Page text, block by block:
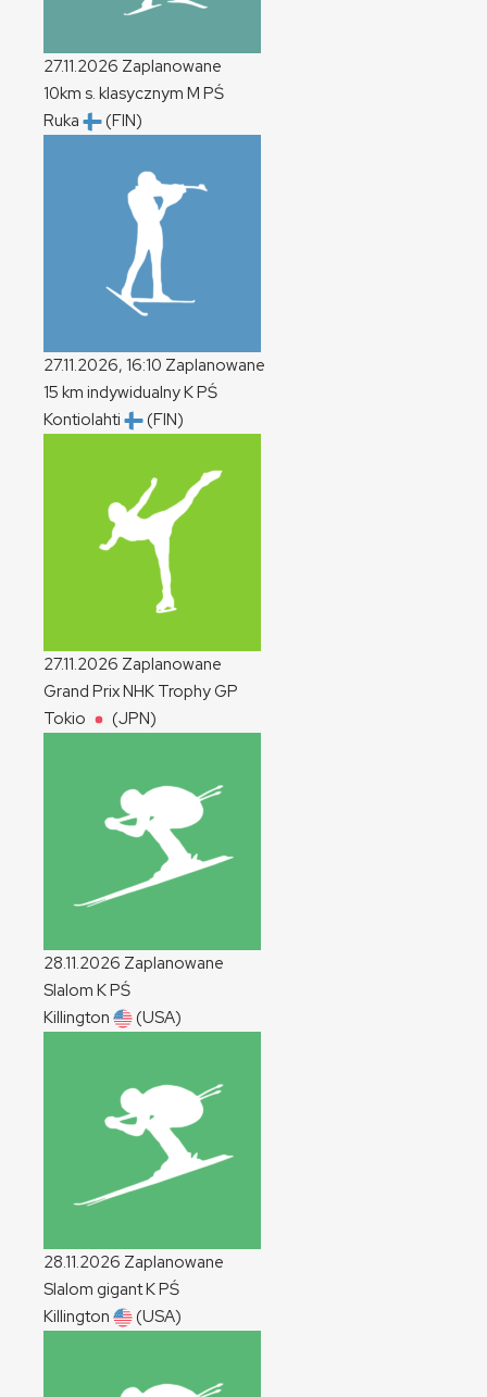
27.11.2026 Zaplanowane
10km s. klasycznym M PŚ
Ruka
(FIN)
27.11.2026, 16:10 Zaplanowane
15 km indywidualnyKPŚ
Kontiolahti
(FIN)
27.11.2026 Zaplanowane
Grand Prix NHK TrophyGP
Tokio
(JPN)
28.11.2026 Zaplanowane
Slalom KPŚ
Killington
(USA)
28.11.2026 Zaplanowane
Slalom gigantKPŚ
Killington
(USA)